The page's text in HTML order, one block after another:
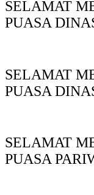
SELAMAT
PUASA
SELAMAT
PUASA
SELAMAT
PUASA